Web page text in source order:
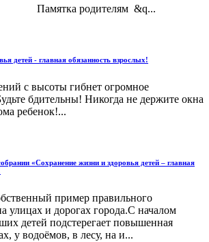
&q...
детей - главная обязанность взрослых!
с высоты гибнет огромное
бдительны! Никогда не держите окна
ребенок!...
«Сохранение жизни и здоровья детей – главная
пример правильного
улицах и дорогах города.С началом
детей подстерегает повышенная
у водоёмов, в лесу, на и...